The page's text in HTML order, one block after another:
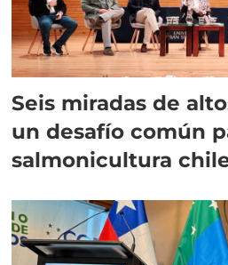
Seis miradas de
un desafío común
salmonicultura